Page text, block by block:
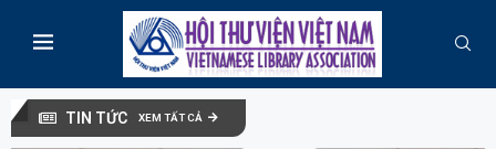
TIN TỨC XEM TẤT CẢ